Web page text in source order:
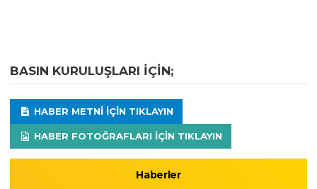
BASIN KURULUŞLARI IÇIN;
HABER METNI IÇIN TIKLAYIN
HABER FOTOĞRAFLARI IÇIN TIKLAYIN
Haberler